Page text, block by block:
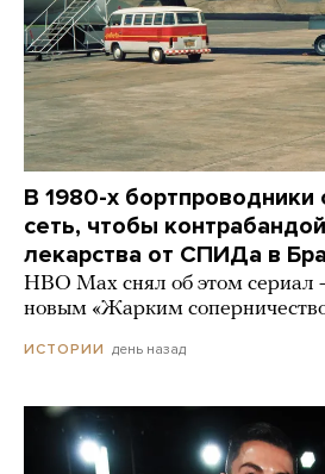
В 1980-х
сеть, чтобы
лекарства от СПИДа в
HBO Max снял об этом сериал
новым «Жарким
ИСТОРИИ день назад